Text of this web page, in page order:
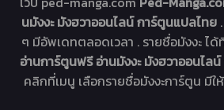
นมังงะ มังฮวาออนไลน์ การ์ตูนแปลไทย
ๆ มีอัพเดทตลอดเวลา . รายชื่อมังงะ ได้
อ่านการ์ตูนฟรี อ่านมังงะ มังฮวาออนไล
คลิกที่เมนู เลือกรายชื่อมังงะการ์ตูน มีใ